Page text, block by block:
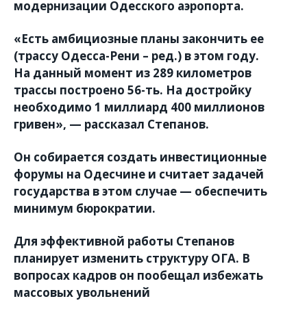
модернизации Одесского аэропорта.
«Есть амбициозные планы закончить ее
(трассу Одесса-Рени – ред.) в этом году.
На данный момент из 289 километров
трассы построено 56-ть. На достройку
необходимо 1 миллиард 400 миллионов
гривен», — рассказал Степанов.
Он собирается создать инвестиционные
форумы на Одесчине и считает задачей
государства в этом случае — обеспечить
минимум бюрократии.
Для эффективной работы Степанов
планирует изменить структуру ОГА. В
вопросах кадров он пообещал избежать
массовых увольнений